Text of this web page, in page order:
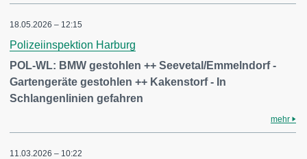
18.05.2026 – 12:15
Polizeiinspektion Harburg
POL-WL: BMW gestohlen ++ Seevetal/Emmelndorf -
Gartengeräte gestohlen ++ Kakenstorf - In
Schlangenlinien gefahren
mehr
11.03.2026 – 10:22